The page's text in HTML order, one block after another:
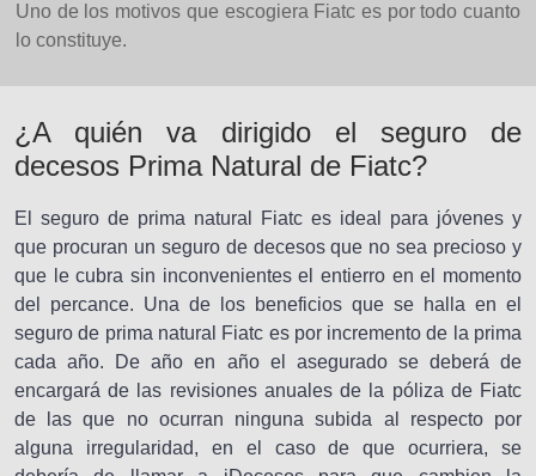
Uno de los motivos que escogiera Fiatc es por todo cuanto
lo constituye.
¿A quién va dirigido el seguro de
decesos Prima Natural de Fiatc?
El seguro de prima natural Fiatc es ideal para jóvenes y
que procuran un seguro de decesos que no sea precioso y
que le cubra sin inconvenientes el entierro en el momento
del percance. Una de los beneficios que se halla en el
seguro de prima natural Fiatc es por incremento de la prima
cada año. De año en año el asegurado se deberá de
encargará de las revisiones anuales de la póliza de Fiatc
de las que no ocurran ninguna subida al respecto por
alguna irregularidad, en el caso de que ocurriera, se